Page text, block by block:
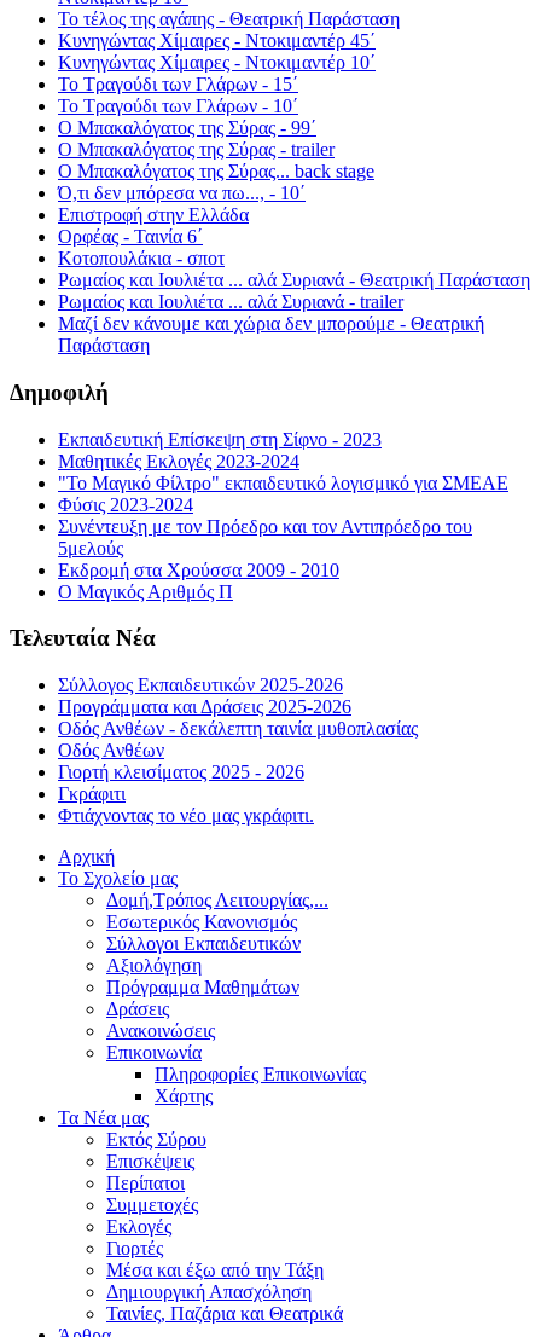
Το τέλος της αγάπης - Θεατρική Παράσταση
Κυνηγώντας Χίμαιρες - Ντοκιμαντέρ 45΄
Κυνηγώντας Χίμαιρες - Ντοκιμαντέρ 10΄
Το Τραγούδι των Γλάρων - 15΄
Το Τραγούδι των Γλάρων - 10΄
Ο Μπακαλόγατος της Σύρας - 99΄
Ο Μπακαλόγατος της Σύρας - trailer
Ο Μπακαλόγατος της Σύρας... back stage
Ό,τι δεν μπόρεσα να πω..., - 10΄
Επιστροφή στην Ελλάδα
Ορφέας - Ταινία 6΄
Κοτοπουλάκια - σποτ
Ρωμαίος και Ιουλιέτα ... αλά Συριανά - Θεατρική Παράσταση
Ρωμαίος και Ιουλιέτα ... αλά Συριανά - trailer
Μαζί δεν κάνουμε και χώρια δεν μπορούμε - Θεατρική
Παράσταση
Δημοφιλή
Εκπαιδευτική Επίσκεψη στη Σίφνο - 2023
Μαθητικές Εκλογές 2023-2024
"Το Μαγικό Φίλτρο" εκπαιδευτικό λογισμικό για ΣΜΕΑΕ
Φύσις 2023-2024
Συνέντευξη με τον Πρόεδρο και τον Αντιπρόεδρο του
5μελούς
Εκδρομή στα Χρούσσα 2009 - 2010
Ο Μαγικός Αριθμός Π
Τελευταία Νέα
Σύλλογος Εκπαιδευτικών 2025-2026
Προγράμματα και Δράσεις 2025-2026
Οδός Ανθέων - δεκάλεπτη ταινία μυθοπλασίας
Οδός Ανθέων
Γιορτή κλεισίματος 2025 - 2026
Γκράφιτι
Φτιάχνοντας το νέο μας γκράφιτι.
Αρχική
Το Σχολείο μας
Δομή,Τρόπος Λειτουργίας,...
Εσωτερικός Κανονισμός
Σύλλογοι Εκπαιδευτικών
Αξιολόγηση
Πρόγραμμα Μαθημάτων
Δράσεις
Ανακοινώσεις
Επικοινωνία
Πληροφορίες Επικοινωνίας
Χάρτης
Τα Νέα μας
Εκτός Σύρου
Επισκέψεις
Περίπατοι
Συμμετοχές
Εκλογές
Γιορτές
Μέσα και έξω από την Τάξη
Δημιουργική Απασχόληση
Ταινίες, Παζάρια και Θεατρικά